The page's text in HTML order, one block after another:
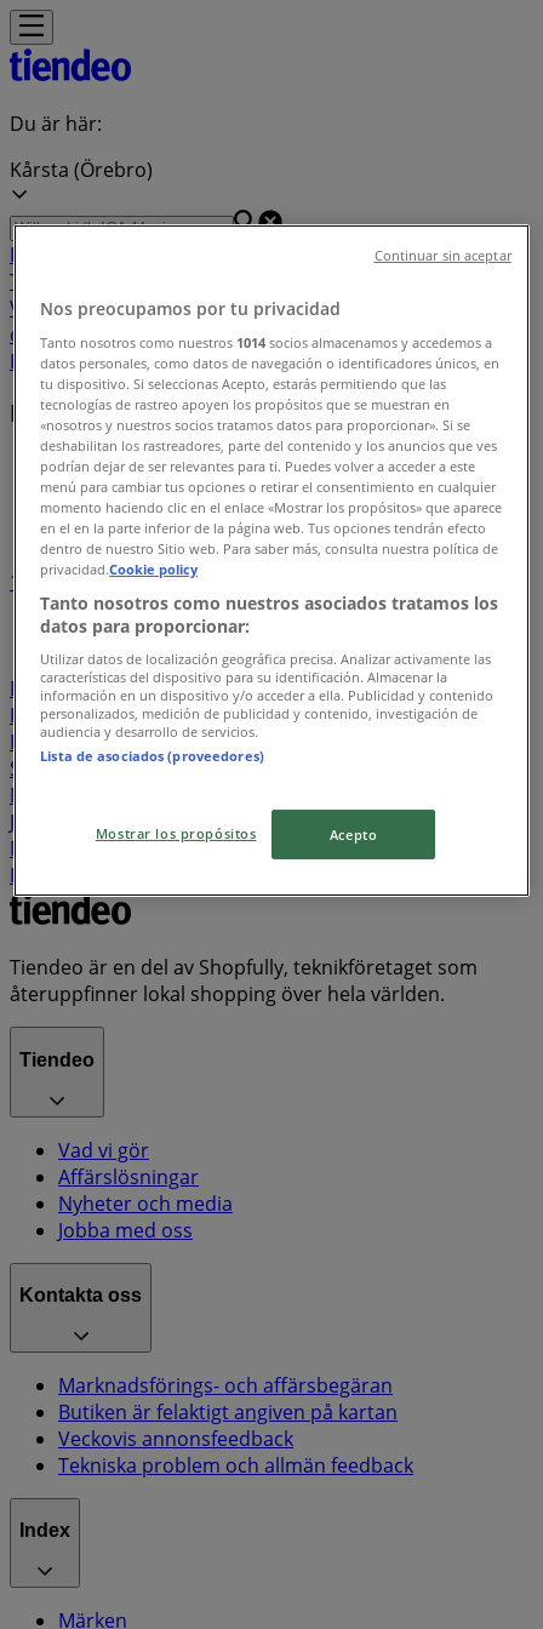
Du är här:
Kårsta (Örebro)
Featured Möbler och InredningBygg och
Trädgård
VitvarorSportBilar och MotorLeksaker och Barn
och ParfymApotek och HälsaRestauranger och
KaféerBöcker och KontorsmaterialResorBanker
Butiker i ditt område
Tiendeo i Kårsta (Örebro)»
Butiksindex i Kårsta (Örebro)
1 345
21
Willys
Lidl ÖoB ICA Maxi Rusta
Hemköp
DollarStore
Coop Stora Coop City Gross EKO
Kvantum
Systembolaget
ICA Supermarket
Blomsterlandet
Swedbank
Snabbgross
Tempo Jula
Matcenter
Jem&Fix
Byggmax Bauhaus
Matvärlden
Pekås Plantagen Cassels
ICA Nära
Tiendeo är en del av Shopfully, teknikföretaget som
återuppfinner lokal shopping över hela världen.
Tiendeo
Vad vi gör
Affärslösningar
Nyheter och media
Jobba med oss
Kontakta oss
Marknadsförings- och affärsbegäran
Butiken är felaktigt angiven på kartan
Veckovis annonsfeedback
Tekniska problem och allmän feedback
Index
Märken
Nos preocupamos por tu privacidad
Tanto nosotros como nuestros 1014 socios almacenamos y accedemos a
datos personales, como datos de navegación o identificadores únicos, en
tu dispositivo. Si seleccionas Acepto, estarás permitiendo que las
tecnologías de rastreo apoyen los propósitos que se muestran en
«nosotros y nuestros socios tratamos datos para proporcionar». Si se
deshabilitan los rastreadores, parte del contenido y los anuncios que ves
podrían dejar de ser relevantes para ti. Puedes volver a acceder a este
menú para cambiar tus opciones o retirar el consentimiento en cualquier
momento haciendo clic en el enlace «Mostrar los propósitos» que aparece
en el en la parte inferior de la página web. Tus opciones tendrán efecto
dentro de nuestro Sitio web. Para saber más, consulta nuestra política de
privacidad.Cookie policy
Tanto nosotros como nuestros asociados tratamos los
datos para proporcionar:
Utilizar datos de localización geográfica precisa. Analizar activamente las
características del dispositivo para su identificación. Almacenar la
información en un dispositivo y/o acceder a ella. Publicidad y contenido
personalizados, medición de publicidad y contenido, investigación de
audiencia y desarrollo de servicios.
Lista de asociados (proveedores)
Mostrar los propósitos Acepto
Continuar sin aceptar